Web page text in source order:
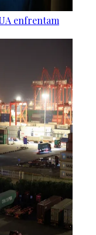
enfrentam